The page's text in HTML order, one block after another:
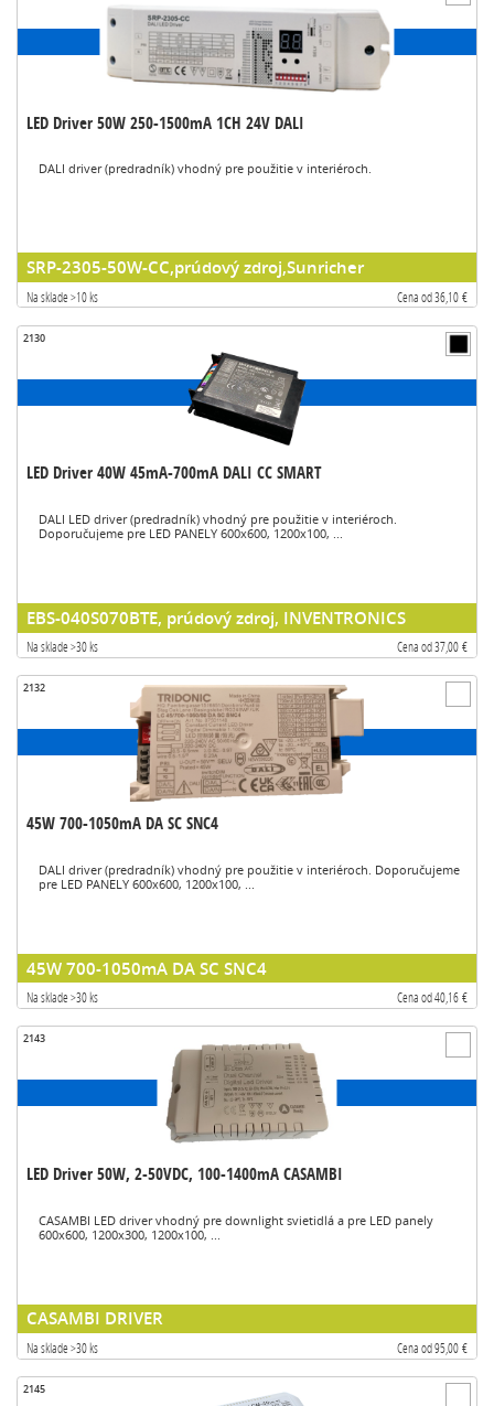
LED Driver 50W 250-1500mA 1CH 24V DALI
DALI driver (predradník) vhodný pre použitie v interiéroch.
SRP-2305-50W-CC,prúdový zdroj,Sunricher
Na sklade >10 ks Cena od 36,10 €
2130
LED Driver 40W 45mA-700mA DALI CC SMART
DALI LED driver (predradník) vhodný pre použitie v interiéroch.
Doporučujeme pre LED PANELY 600x600, 1200x100, ...
EBS-040S070BTE, prúdový zdroj, INVENTRONICS
Na sklade >30 ks Cena od 37,00 €
2132
45W 700-1050mA DA SC SNC4
DALI driver (predradník) vhodný pre použitie v interiéroch. Doporučujeme
pre LED PANELY 600x600, 1200x100, ...
45W 700-1050mA DA SC SNC4
Na sklade >30 ks Cena od 40,16 €
2143
LED Driver 50W, 2-50VDC, 100-1400mA CASAMBI
CASAMBI LED driver vhodný pre downlight svietidlá a pre LED panely
600x600, 1200x300, 1200x100, ...
CASAMBI DRIVER
Na sklade >30 ks Cena od 95,00 €
2145